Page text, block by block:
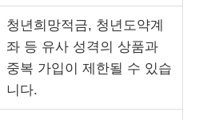
청년희망적금, 청년도약계
좌 등 유사 성격의 상품과
중복 가입이 제한될 수 있습
니다.